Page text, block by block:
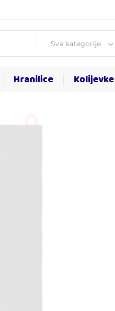
Sve kategorije
Hranilice Kolijevke